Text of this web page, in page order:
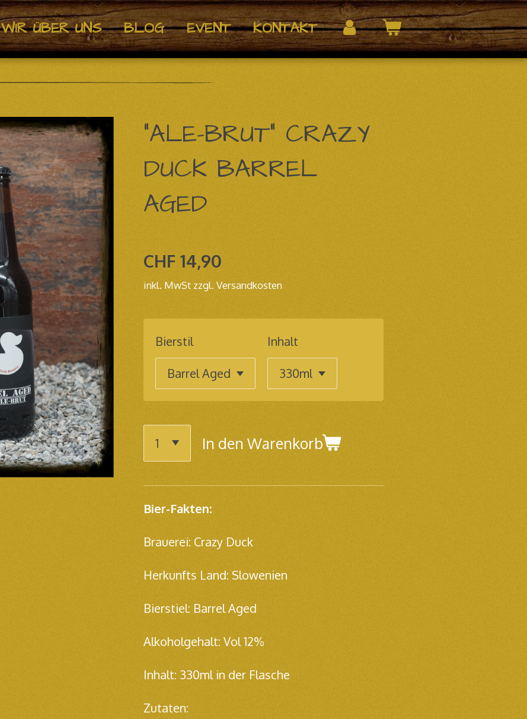
WIR ÜBER UNS BLOG EVENT KONTAKT
"ALE-BRUT" CRAZY
DUCK BARREL
AGED
CHF 14,90
inkl. MwSt zzgl. Versandkosten
Bierstil Inhalt
In den Warenkorb
Bier-Fakten:
Brauerei: Crazy Duck
Herkunfts Land: Slowenien
Bierstiel: Barrel Aged
Alkoholgehalt: Vol 12%
Inhalt: 330ml in der Flasche
Zutaten: